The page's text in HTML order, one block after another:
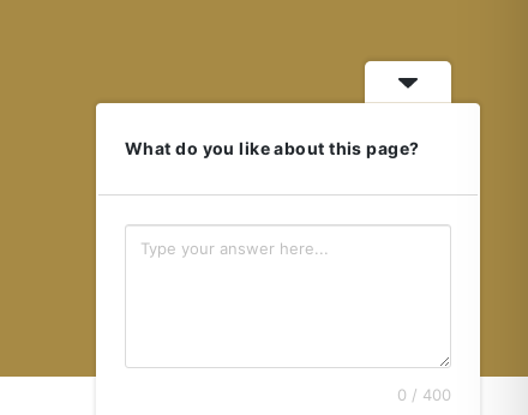
What do you like about this page?
0 / 400